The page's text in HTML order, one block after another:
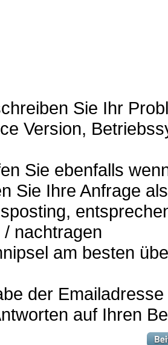
Sie Ihr
Version,
Sie ebenfalls
Sie Ihre Anfrage
/ nachtragen
am besten
der
auf Ihren